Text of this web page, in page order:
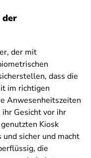
der
der mit
dass die
im richtigen
Anwesenheitszeiten
ihr Gesicht vor ihr
Kiosk
sicher und macht
die